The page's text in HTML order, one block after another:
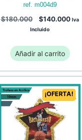
ref. m004d9
$180.000 $140.000 Iva
Incluido
Añadir al carrito
¡OFERTA!